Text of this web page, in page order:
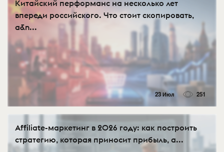
Китайский перформанс на несколько лет
впереди российского. Что стоит скопировать,
а&n...
23 Июл 251
Affiliate-маркетинг в 2026 году: как построить
стратегию, которая приносит прибыль, а...